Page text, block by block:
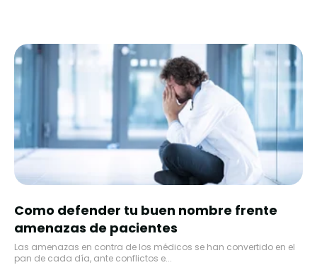
Como defender tu buen nombre frente
amenazas de pacientes
Las amenazas en contra de los médicos se han convertido en el
pan de cada día, ante conflictos e...